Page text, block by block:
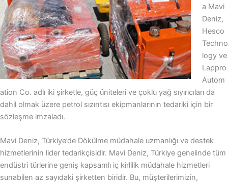
a Mavi
Deniz,
Hesco
Techno
logy ve
Lappro
Autom
ation Co. adlı iki şirketle, güç üniteleri ve çoklu yağ sıyırıcıları da
dahil olmak üzere petrol sızıntısı ekipmanlarının tedariki için bir
sözleşme imzaladı.
Mavi Deniz, Türkiye’de Dökülme müdahale uzmanlığı ve destek
hizmetlerinin lider tedarikçisidir. Mavi Deniz, Türkiye genelinde tüm
endüstri türlerine geniş kapsamlı iç kirlilik müdahale hizmetleri
sunabilen az sayıdaki şirketten biridir. Bu, müşterilerimizin,